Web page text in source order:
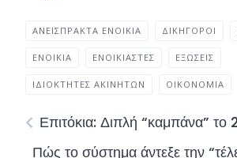
ΑΝΕΊΣΠΡΑΚΤΑ ΕΝΟΊΚΙΑ ΔΙΚΗΓΌΡΟΙ
ΕΝΟΙΚΙΑ ΕΝΟΙΚΙΑΣΤΈΣ ΈΞΩΣΕΙΣ
ΙΔΙΟΚΤΉΤΕΣ ΑΚΙΝΉΤΩΝ ΟΙΚΟΝΟΜΊΑ
Επιτόκια: Διπλή “καμπάνα” το
Πώς το σύστημα άντεξε την